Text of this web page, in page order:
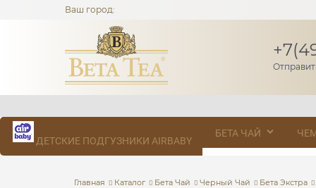
Ваш город:
ДЕТСКИЕ ПОДГУЗНИКИ AIRBABY
БЕТА ЧАЙ
Главная Каталог Бета Чай Черный Чай Бета Экстра